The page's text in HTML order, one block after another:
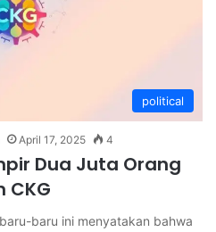
political
April 17, 2025 4
Dua Juta Orang
CKG
baru ini menyatakan bahwa